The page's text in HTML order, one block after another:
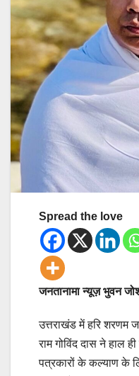
Spread the love
जनतानामा न्यूज़ भुवन
उत्तराखंड में हरि शरणम
राम गोविंद दास ने हाल
पत्रकारों के कल्याण के